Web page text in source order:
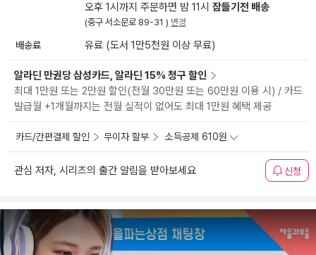
오후 1시까지 주문하면 밤 11시 잠들기전 배송
(중구 서소문로 89-31 ) 변경
배송료 유료 (도서 1만5천원 이상 무료)
알라딘 만권당 삼성카드, 알라딘 15% 청구 할인
최대 1만원 또는 2만원 할인(전월 30만원 또는 60만원 이용 시) / 카드
발급월 +1개월까지는 전월 실적이 없어도 최대 1만원 혜택 제공
카드/간편결제 할인 무이자 할부 소득공제 610원
관심 저자, 시리즈의 출간 알림을 받아보세요 신청